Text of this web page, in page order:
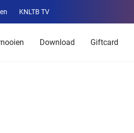
KNLTB TV
Service
menu
Download Giftcard